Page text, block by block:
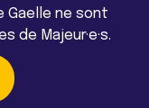
Gaelle ne sont
de Majeur·e·s.